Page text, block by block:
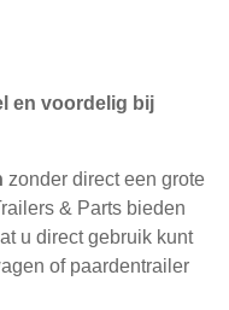
en voordelig bij
zonder direct een grote
& Parts bieden
u direct gebruik kunt
of paardentrailer